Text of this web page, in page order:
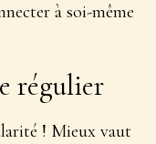
à soi-même
régulier
! Mieux vaut